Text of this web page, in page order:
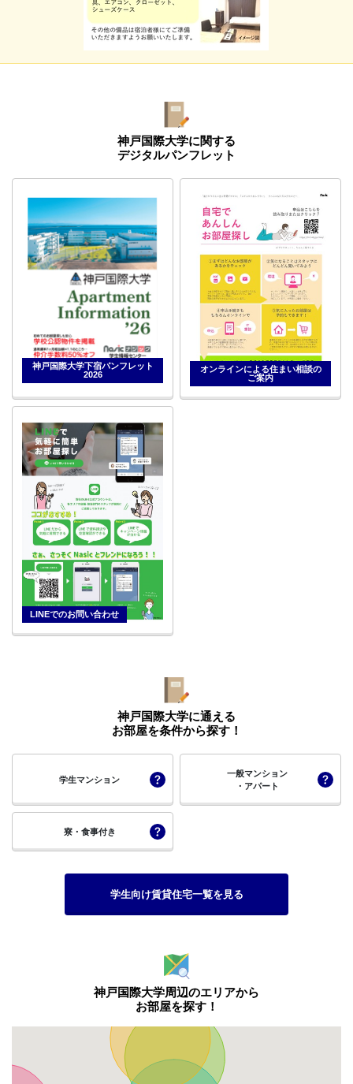
神戸国際大学に関する
デジタルパンフレット
神戸国際大学下宿パンフレット
2026
オンラインによる住まい相談の
ご案内
LINEでのお問い合わせ
神戸国際大学に通える
お部屋を条件から探す！
学生マンション
一般マンション
・アパート
寮・食事付き
学生向け賃貸住宅一覧を見る
神戸国際大学周辺のエリアから
お部屋を探す！